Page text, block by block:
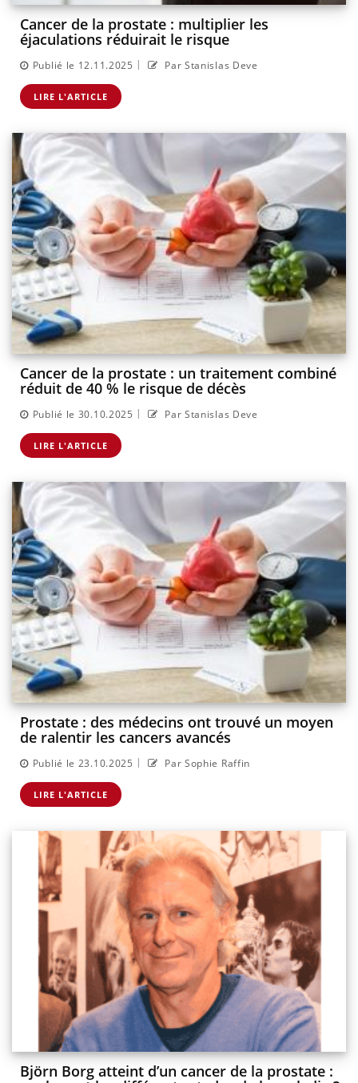
Cancer de la prostate : multiplier les
éjaculations réduirait le risque
Publié le 12.11.2025 | Par Stanislas Deve
LIRE L'ARTICLE
Cancer de la prostate : un traitement combiné
réduit de 40 % le risque de décès
Publié le 30.10.2025 | Par Stanislas Deve
LIRE L'ARTICLE
Prostate : des médecins ont trouvé un moyen
de ralentir les cancers avancés
Publié le 23.10.2025 | Par Sophie Raffin
LIRE L'ARTICLE
Björn Borg atteint d’un cancer de la prostate :